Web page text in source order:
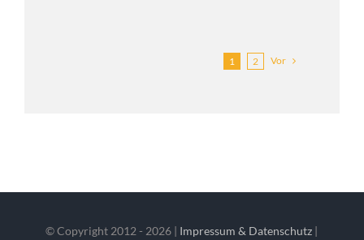
1 2 Vor
© Copyright 2012 - 2026 | Impressum & Datenschutz |